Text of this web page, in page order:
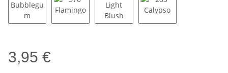
3,95 €